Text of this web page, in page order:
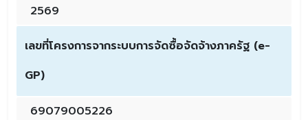
2569
เลขที่โครงการจากระบบการจัดซื้อจัดจ้างภาครัฐ (e-
GP)
69079005226